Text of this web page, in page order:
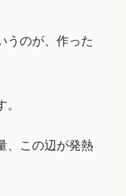
うのが、作った
、この辺が発熱